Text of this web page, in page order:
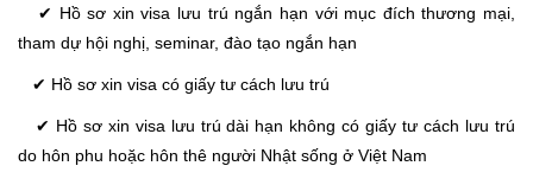
✔ Hồ sơ xin visa lưu trú ngắn hạn với mục đích thương mại,
tham dự hội nghị, seminar, đào tạo ngắn hạn
✔ Hồ sơ xin visa có giấy tư cách lưu trú
✔ Hồ sơ xin visa lưu trú dài hạn không có giấy tư cách lưu trú
do hôn phu hoặc hôn thê người Nhật sống ở Việt Nam